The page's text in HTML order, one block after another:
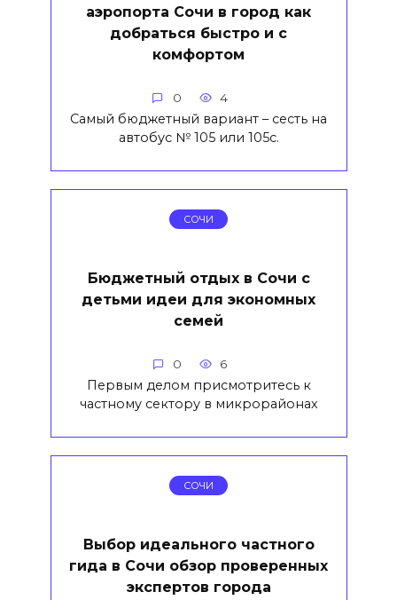
аэропорта Сочи в город как
добраться быстро и с
комфортом
0 4
Самый бюджетный вариант – сесть на
автобус № 105 или 105с.
СОЧИ
Бюджетный отдых в Сочи с
детьми идеи для экономных
семей
0 6
Первым делом присмотритесь к
частному сектору в микрорайонах
СОЧИ
Выбор идеального частного
гида в Сочи обзор проверенных
экспертов города